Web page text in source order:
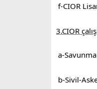
f-CIOR
3.CIOR
a-
b-Sivil-